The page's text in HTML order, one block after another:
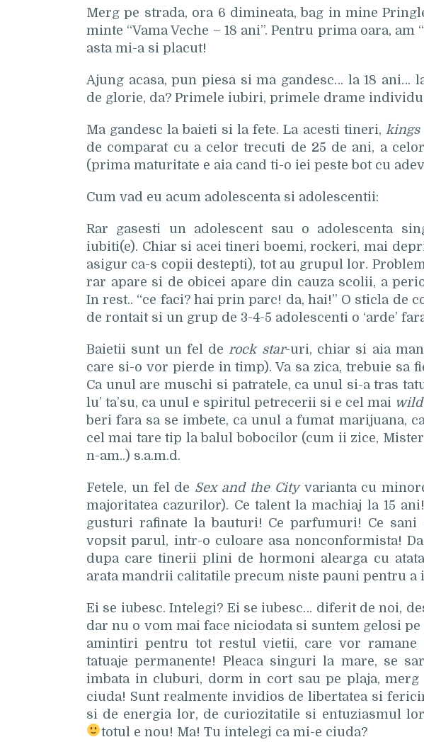
Merg pe strada, ora 6 dimineata, bag in mine
minte “Vama Veche – 18 ani”. Pentru prima oara,
asta mi-a si placut!
Ajung acasa, pun piesa si ma gandesc… la 18 ani… la
de glorie, da? Primele iubiri, primele drame
Ma gandesc la baieti si la fete. La acesti tineri, kings
de comparat cu a celor trecuti de 25 de ani, a
(prima maturitate e aia cand ti-o iei peste bot cu
Cum vad eu acum adolescenta si adolescentii:
Rar gasesti un adolescent sau o adolescenta
iubiti(e). Chiar si acei tineri boemi, rockeri, mai
asigur ca-s copii destepti), tot au grupul lor.
rar apare si de obicei apare din cauza scolii, a
In rest.. “ce faci? hai prin parc! da, hai!” O sticla de
de rontait si un grup de 3-4-5 adolescenti o ‘arde’
Baietii sunt un fel derock star-uri, chiar si aia
care si-o vor pierde in timp). Va sa zica, trebuie sa
Ca unul are muschi si patratele, ca unul si-a tras
lu’ ta’su, ca unul e spiritul petrecerii si e cel mai wild
beri fara sa se imbete, ca unul a fumat marijuana,
cel mai tare tip la balul bobocilor (cum ii zice,
n-am..) s.a.m.d.
Fetele, un fel de Sex and the Cityvarianta cu
majoritatea cazurilor). Ce talent la machiaj la 15
gusturi rafinate la bauturi! Ce parfumuri! Ce sani
vopsit parul, intr-o culoare asa nonconformista!
dupa care tinerii plini de hormoni alearga cu
arata mandrii calitatile precum niste pauni pentru a
Ei se iubesc. Intelegi? Ei se iubesc… diferit de noi,
dar nu o vom mai face niciodata si suntem gelosi
amintiri pentru tot restul vietii, care vor
tatuaje permanente! Pleaca singuri la mare, se
imbata in cluburi, dorm in cort sau pe plaja, merg
ciuda! Sunt realmente invidios de libertatea si
si de energia lor, de curiozitatile si entuziasmul
totul e nou! Ma! Tu intelegi ca mi-e ciuda?